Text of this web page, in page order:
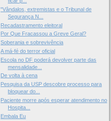
"Vândalos, extremistas e o Tribunal de
Segurança N...
Recadastramento eleitoral
Por Que Fracassou a Greve Geral?
Soberania e sobrevivência
A má-fé do terror oficial
Escola no DF poderá devolver parte das
mensalidade...
De volta à cena
Pesquisa da USP descobre processo para
bloquear do...
Paciente morre após esperar atendimento no
Hospita...
Embala Eu